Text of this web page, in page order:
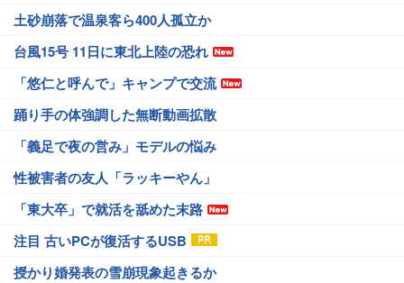
土砂崩落で温泉客ら400人孤立か
台風15号 11日に東北上陸の恐れ
「悠仁と呼んで」キャンプで交流
踊り手の体強調した無断動画拡散
「義足で夜の営み」モデルの悩み
性被害者の友人「ラッキーやん」
「東大卒」で就活を舐めた末路
注目 古いPCが復活するUSB
授かり婚発表の雪崩現象起きるか